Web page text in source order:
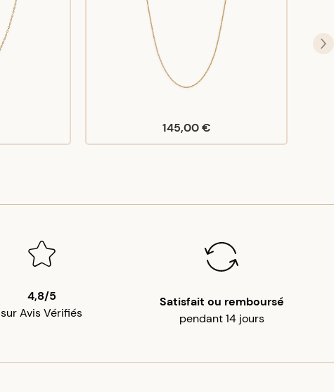
145,00 €
4,8/5
sur Avis Vérifiés
Satisfait ou remboursé
pendant 14 jours